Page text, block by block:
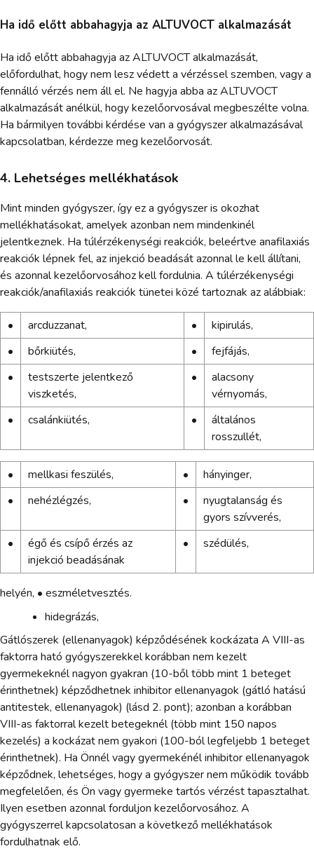
Ha idő előtt abbahagyja az ALTUVOCT alkalmazását
Ha idő előtt abbahagyja az ALTUVOCT alkalmazását,
előfordulhat, hogy nem lesz védett a vérzéssel szemben, vagy a
fennálló vérzés nem áll el. Ne hagyja abba az ALTUVOCT
alkalmazását anélkül, hogy kezelőorvosával megbeszélte volna.
Ha bármilyen további kérdése van a gyógyszer alkalmazásával
kapcsolatban, kérdezze meg kezelőorvosát.
4. Lehetséges mellékhatások
Mint minden gyógyszer, így ez a gyógyszer is okozhat
mellékhatásokat, amelyek azonban nem mindenkinél
jelentkeznek. Ha túlérzékenységi reakciók, beleértve anafilaxiás
reakciók lépnek fel, az injekció beadását azonnal le kell állítani,
és azonnal kezelőorvosához kell fordulnia. A túlérzékenységi
reakciók/anafilaxiás reakciók tünetei közé tartoznak az alábbiak:
• arcduzzanat, •
kipirulás,
•
bőrkiütés, •
fejfájás,
•
testszerte jelentkező
viszketés,
•
alacsony
vérnyomás,
•
csalánkiütés, •
általános
rosszullét,
• mellkasi feszülés, •
hányinger,
•
nehézlégzés, •
nyugtalanság és
gyors szívverés,
•
égő és csípő érzés az
injekció beadásának
• szédülés,
helyén, • eszméletvesztés.
hidegrázás,
Gátlószerek (ellenanyagok) képződésének kockázata A VIII-as
faktorra ható gyógyszerekkel korábban nem kezelt
gyermekeknél nagyon gyakran (10-ből több mint 1 beteget
érinthetnek) képződhetnek inhibitor ellenanyagok (gátló hatású
antitestek, ellenanyagok) (lásd 2. pont); azonban a korábban
VIII-as faktorral kezelt betegeknél (több mint 150 napos
kezelés) a kockázat nem gyakori (100-ból legfeljebb 1 beteget
érinthetnek). Ha Önnél vagy gyermekénél inhibitor ellenanyagok
képződnek, lehetséges, hogy a gyógyszer nem működik tovább
megfelelően, és Ön vagy gyermeke tartós vérzést tapasztalhat.
Ilyen esetben azonnal forduljon kezelőorvosához. A
gyógyszerrel kapcsolatosan a következő mellékhatások
fordulhatnak elő.